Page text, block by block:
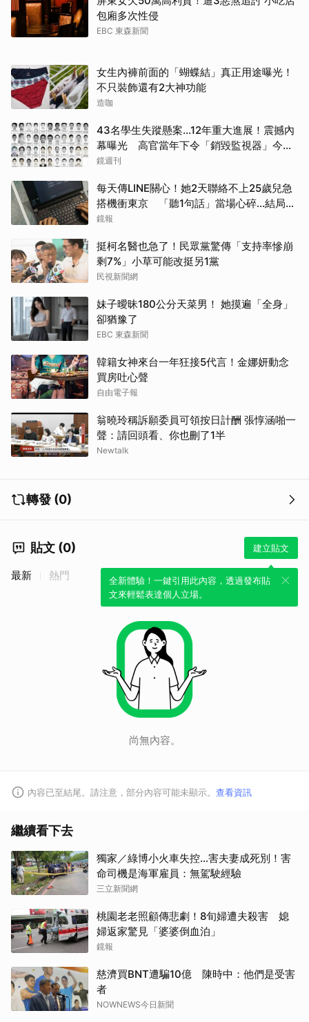
包廂多次性侵
EBC 東森新聞
女生內褲前面的「蝴蝶結」真正用途曝光！
不只裝飾還有2大神功能
造咖
43名學生失蹤懸案...12年重大進展！震撼內
幕曝光 高官當年下令「銷毀監視器」今遭
逮
鏡週刊
每天傳LINE關心！她2天聯絡不上25歲兒急
搭機衝東京 「聽1句話」當場心碎...結局看
哭網
鏡報
挺柯名醫也急了！民眾黨驚傳「支持率慘崩
剩7%」小草可能改挺另1黨
民視新聞網
妹子曖昧180公分天菜男！ 她摸遍「全身」
卻猶豫了
EBC 東森新聞
韓籍女神來台一年狂接5代言！金娜妍動念
買房吐心聲
自由電子報
翁曉玲稱訴願委員可領按日計酬 張惇涵啪一
聲：請回頭看、你也刪了1半
Newtalk
轉發 (0)
貼文 (0) 建立貼文
全新體驗！一鍵引用此內容，透過發布貼
文來輕鬆表達個人立場。
最新 熱門
尚無內容。
內容已至結尾。請注意，部分內容可能未顯示。 查看資訊
繼續看下去
獨家／綠博小火車失控…害夫妻成死別！害
命司機是海軍雇員：無駕駛經驗
三立新聞網
桃園老老照顧傳悲劇！8旬婦遭夫殺害 媳
婦返家驚見「婆婆倒血泊」
鏡報
慈濟買BNT遭騙10億 陳時中：他們是受害
者
NOWNEWS今日新聞